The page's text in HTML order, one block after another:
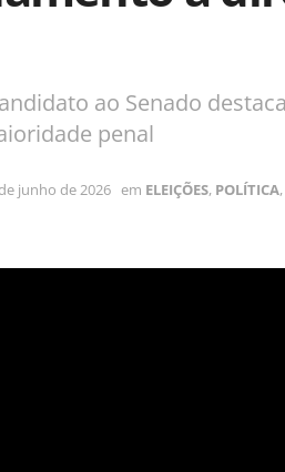
ao Senado
penal
junho de 2026 em ELEIÇÕES, POLÍTICA,